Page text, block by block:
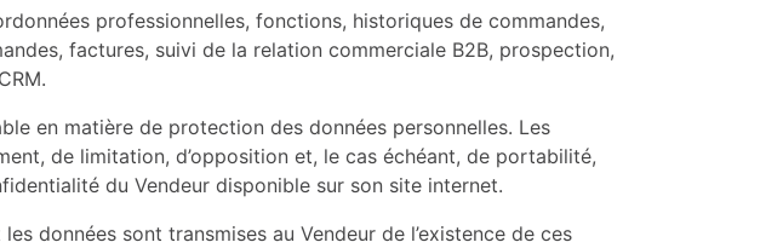
professionnelles, fonctions, historiques de commandes,
factures, suivi de la relation commerciale B2B, prospection,
en matière de protection des données personnelles. Les
de limitation, d’opposition et, le cas échéant, de portabilité,
du Vendeur disponible sur son site internet.
données sont transmises au Vendeur de l’existence de ces